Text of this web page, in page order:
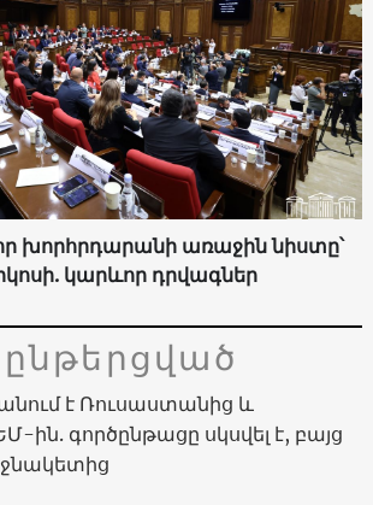
խորհրդարանի առաջին նիստը՝
կարևոր դրվագներ
է Ռուսաստանից և
ին. գործընթացը սկսվել է, բայց